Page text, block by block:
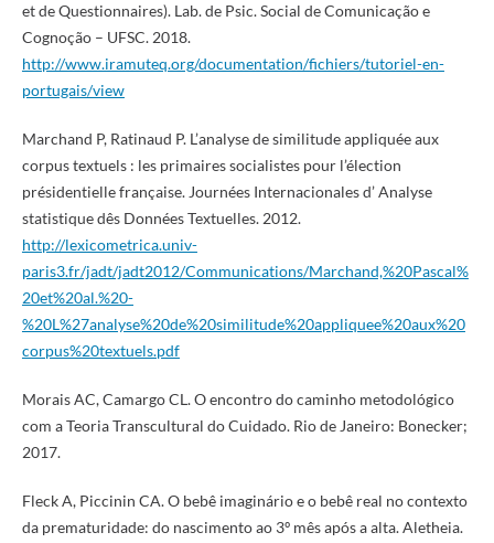
et de Questionnaires). Lab. de Psic. Social de Comunicação e
Cognoção – UFSC. 2018.
http://www.iramuteq.org/documentation/fichiers/tutoriel-en-
portugais/view
Marchand P, Ratinaud P. L’analyse de similitude appliquée aux
corpus textuels : les primaires socialistes pour l’élection
présidentielle française. Journées Internacionales d’ Analyse
statistique dês Données Textuelles. 2012.
http://lexicometrica.univ-
paris3.fr/jadt/jadt2012/Communications/Marchand,%20Pascal%
20et%20al.%20-
%20L%27analyse%20de%20similitude%20appliquee%20aux%20
corpus%20textuels.pdf
Morais AC, Camargo CL. O encontro do caminho metodológico
com a Teoria Transcultural do Cuidado. Rio de Janeiro: Bonecker;
2017.
Fleck A, Piccinin CA. O bebê imaginário e o bebê real no contexto
da prematuridade: do nascimento ao 3º mês após a alta. Aletheia.